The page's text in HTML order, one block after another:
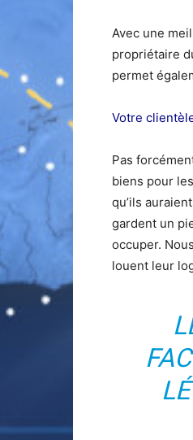
Avec une
propriétaire
permet
Votre
Pas
biens pour
qu’ils
gardent un
occuper.
louent leur